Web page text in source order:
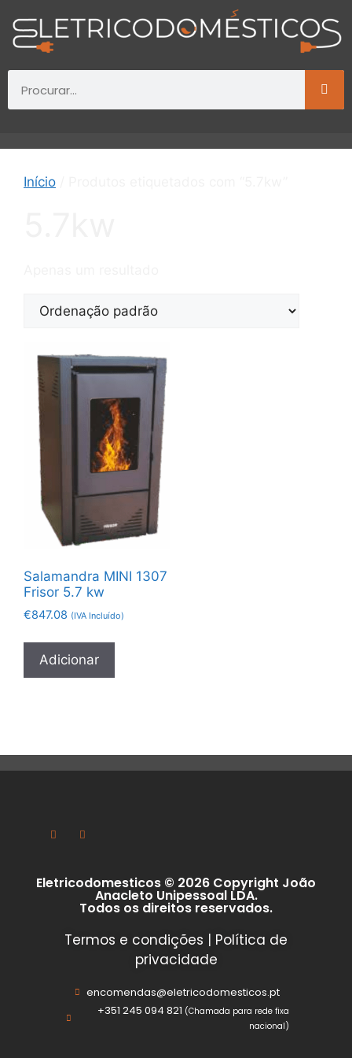
Início
Salamandra MINI 1307
Frisor 5.7 kw
€847.08 (IVA Incluído)
Adicionar
Eletricodomesticos © 2026 Copyright João
Anacleto Unipessoal LDA.
Todos os direitos reservados.
Termos e condições | Política de
privacidade
encomendas@eletricodomesticos.pt
+351 245 094 821 (Chamada para rede fixa
nacional)